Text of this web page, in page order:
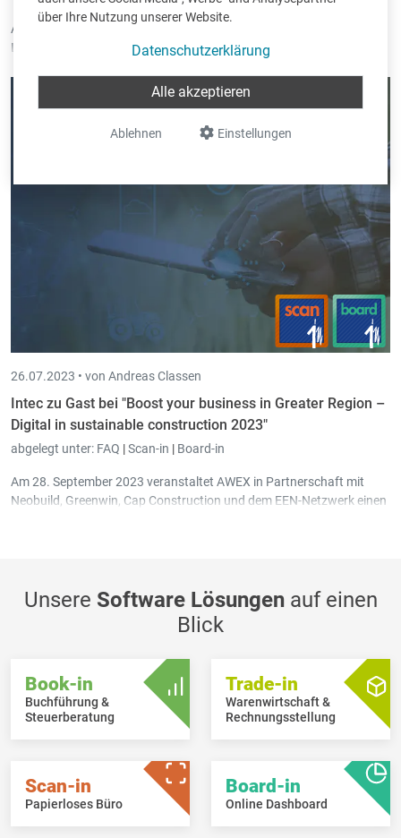
über Ihre Nutzung unserer Website.
Datenschutzerklärung
Einstellungen
Ablehnen
Alle akzeptieren
Am 28. September 2023 fand in Bettemburg, Großherzogtum
Luxemburg, eine interessante Konferenz zum Thema "
von der AWEX in Zusammenarbeit mit führenden Organisationen
26.07.2023 • von Andreas Classen
Intec zu Gast bei "Boost your business in Greater Region –
Digital in sustainable construction 2023"
abgelegt unter: FAQ |Scan-in | Board-in
Am 28. September 2023 veranstaltet AWEX in Partnerschaft mit
Neobuild, Greenwin, Cap Construction und dem EEN-Netzwerk einen
Unsere Software Lösungenauf einen
Blick
Book-in
Buchführung &
Steuerberatung
Trade-in
Warenwirtschaft &
Rechnungsstellung
Scan-in
Papierloses Büro
Board-in
Online Dashboard